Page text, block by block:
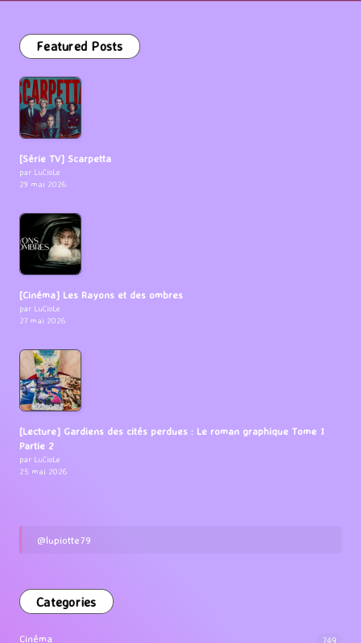
Featured Posts
[Série TV] Scarpetta
par LuCioLe
29 mai 2026
[Cinéma] Les Rayons et des ombres
par LuCioLe
27 mai 2026
[Lecture] Gardiens des cités perdues : Le roman graphique Tome 1
Partie 2
par LuCioLe
25 mai 2026
@lupiotte79
Categories
Cinéma